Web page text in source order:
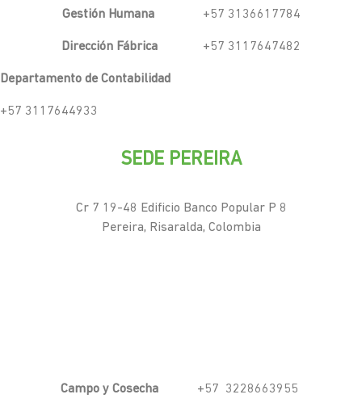
Gestión Humana+57 3136617784
Dirección Fábrica +57 3117647482
Departamento de Contabilidad
+57 3117644933
SEDE PEREIRA
Cr 7 19-48 Edificio Banco Popular P 8
Pereira, Risaralda, Colombia
Campo y Cosecha +57 3228663955